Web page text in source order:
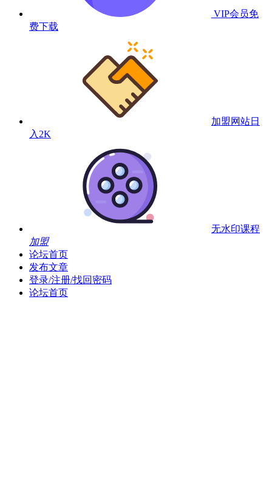
VIP会员免
费下载
加盟网站日
入2K
无水印课程
加盟
论坛首页
发布文章
登录/注册/找回密码
论坛首页